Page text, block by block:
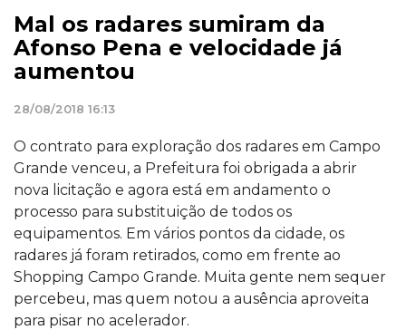
Mal os radares sumiram da
Afonso Pena e velocidade já
aumentou
28/08/2018 16:13
O contrato para exploração dos radares em Campo
Grande venceu, a Prefeitura foi obrigada a abrir
nova licitação e agora está em andamento o
processo para substituição de todos os
equipamentos. Em vários pontos da cidade, os
radares já foram retirados, como em frente ao
Shopping Campo Grande. Muita gente nem sequer
percebeu, mas quem notou a ausência aproveita
para pisar no acelerador.